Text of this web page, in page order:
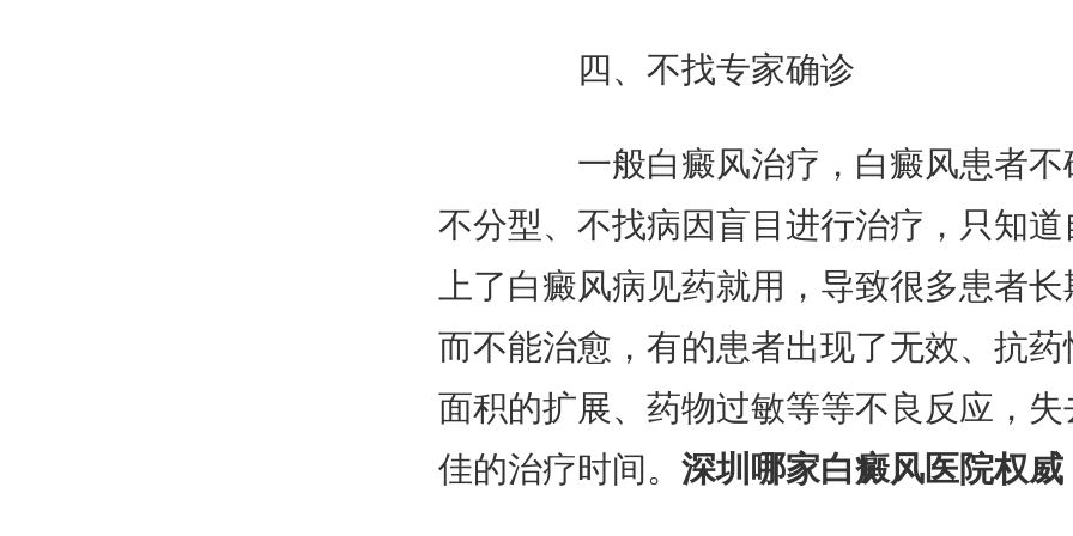
四、不找专家确诊
一般白癜风治疗，白癜风患者不
不分型、不找病因盲目进行治疗，只知道
上了白癜风病见药就用，导致很多患者长
而不能治愈，有的患者出现了无效、抗药
面积的扩展、药物过敏等等不良反应，
佳的治疗时间。深圳哪家白癜风医院权威